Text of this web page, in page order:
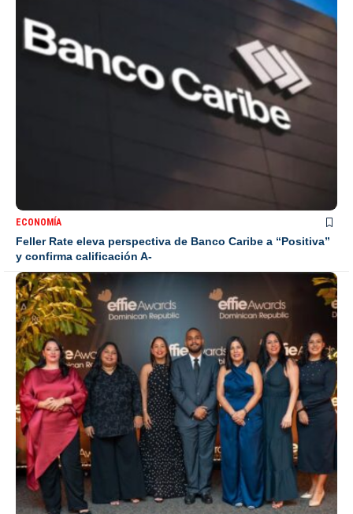
ECONOMÍA
Feller Rate eleva perspectiva de Banco Caribe a “Positiva”
y confirma calificación A-